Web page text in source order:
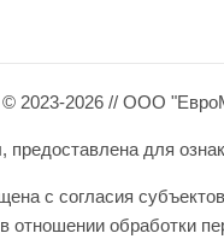
© 2023-2026 // ООО
для
с согласия
отношении обработки